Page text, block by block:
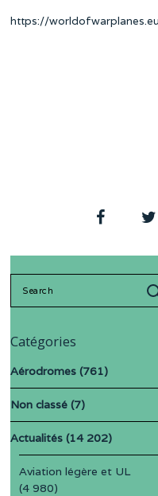
https://
Catégories
Aérodromes (761)
Non classé (7)
Actualités (14 202)
Aviation légère et UL
(4 980)